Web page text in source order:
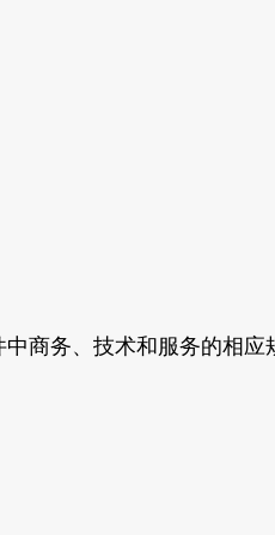
商务、技术和服务的相